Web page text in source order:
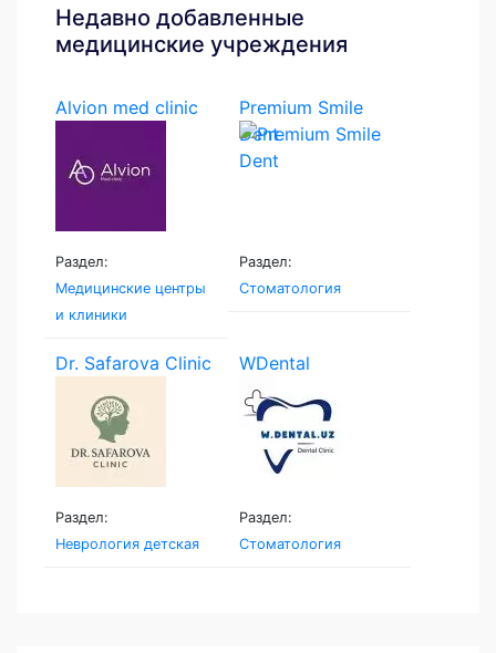
Недавно добавленные
медицинские учреждения
Alvion med clinic
Раздел:
Медицинские центры
и клиники
Premium Smile
Dent
Раздел:
Стоматология
Dr. Safarova Clinic
Раздел:
Неврология детская
WDental
Раздел:
Стоматология